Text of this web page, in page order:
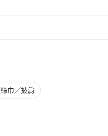
網最低💰
保障，謝絕大幅砍價。以免浪費
巾／披肩